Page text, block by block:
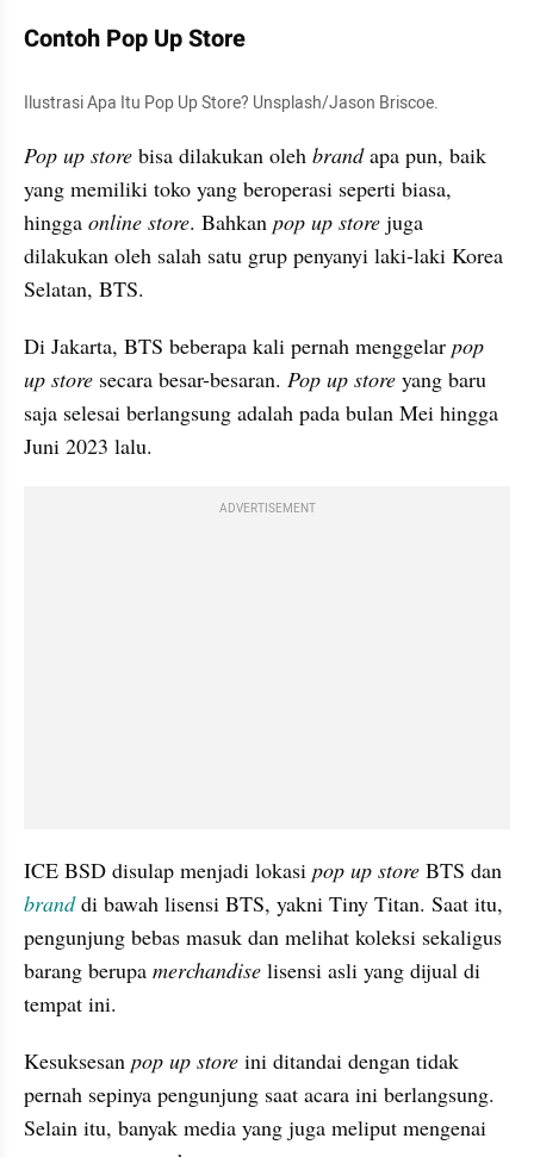
Contoh Pop Up Store
Ilustrasi Apa Itu Pop Up Store? Unsplash/Jason Briscoe.
Pop up store bisa dilakukan oleh brand apa pun, baik
yang memiliki toko yang beroperasi seperti biasa,
hingga online store. Bahkan pop up store juga
dilakukan oleh salah satu grup penyanyi laki-laki Korea
Selatan, BTS.
Di Jakarta, BTS beberapa kali pernah menggelar pop
up store secara besar-besaran. Pop up store yang baru
saja selesai berlangsung adalah pada bulan Mei hingga
Juni 2023 lalu.
ADVERTISEMENT
ICE BSD disulap menjadi lokasi pop up store
brand di bawah lisensi BTS, yakni Tiny Titan. Saat itu,
pengunjung bebas masuk dan melihat koleksi sekaligus
barang berupa merchandise lisensi asli yang dijual di
tempat ini.
Kesuksesan pop up store ini ditandai dengan tidak
pernah sepinya pengunjung saat acara ini berlangsung.